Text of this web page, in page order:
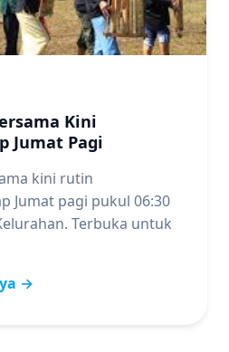
Kini
Jumat Pagi
kini rutin
Jumat pagi pukul 06:30
Terbuka untuk
→